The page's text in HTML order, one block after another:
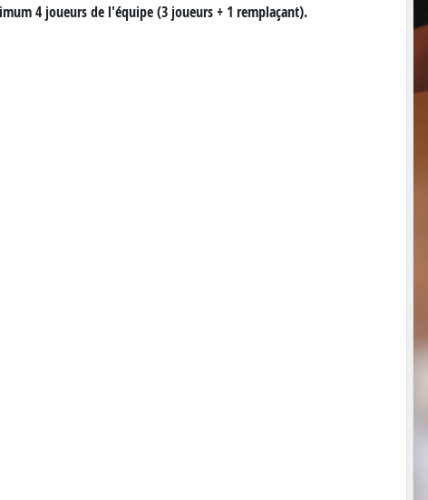
4 joueurs de l'équipe (3 joueurs + 1 remplaçant).